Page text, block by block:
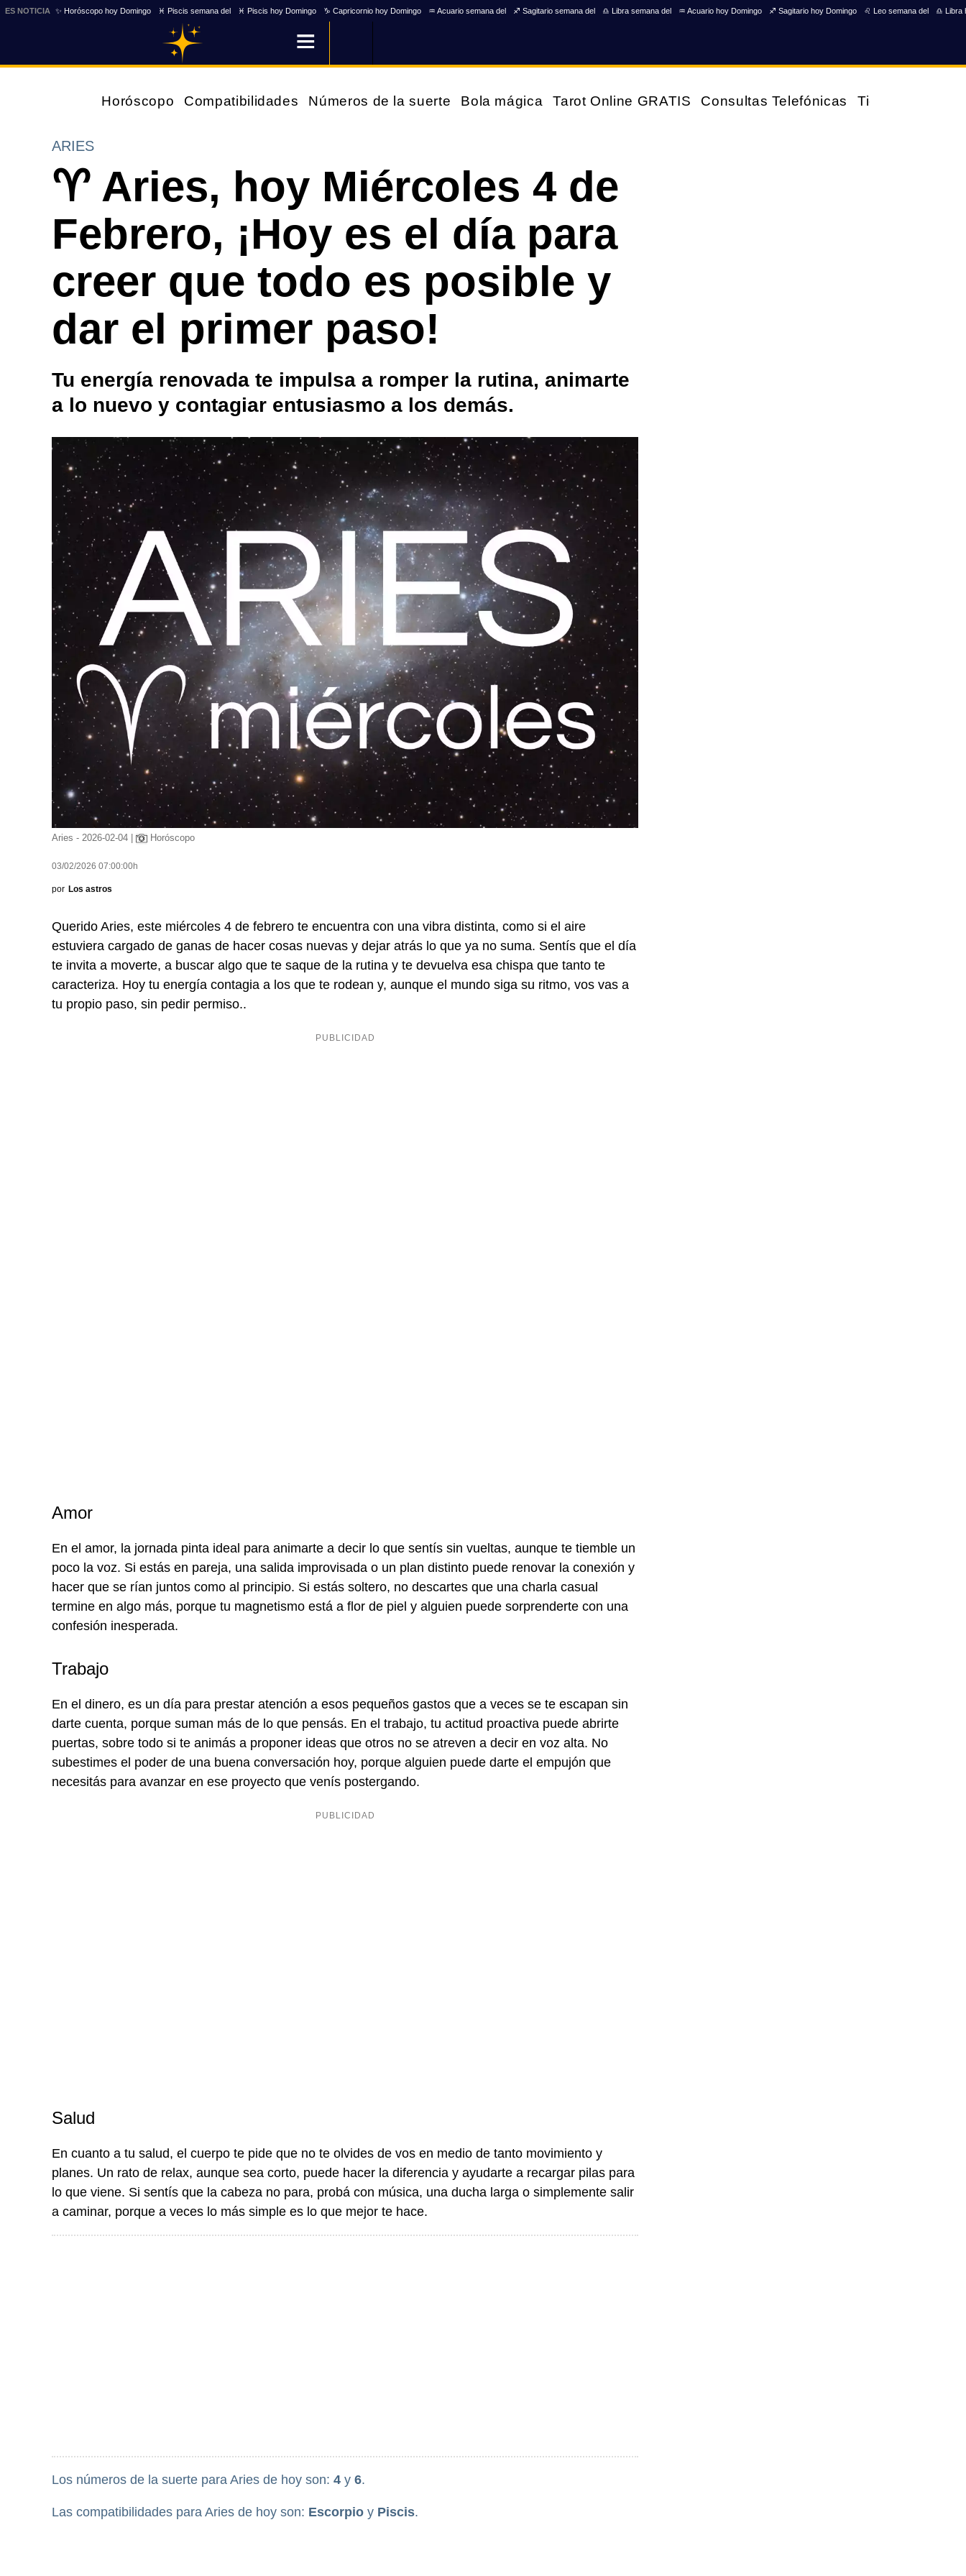
ES NOTICIA ✨ Horóscopo hoy Domingo ♓ Piscis semana del ♓ Piscis hoy Domingo ♑ Capricornio hoy Domingo ♒ Acuario semana del ♐ Sagitario semana del ♎ Libra semana del ♒ Acuario hoy Domingo ♐ Sagitario hoy Domingo ♌ Leo semana del ♎ Libra
Horóscopo Compatibilidades Números de la suerte Bola mágica Tarot Online GRATIS Consultas Telefónicas Tienda
ARIES
♈ Aries, hoy Miércoles 4 de
Febrero, ¡Hoy es el día para
creer que todo es posible y
dar el primer paso!
Tu energía renovada te impulsa a romper la rutina, animarte
a lo nuevo y contagiar entusiasmo a los demás.
Aries - 2026-02-04 | Horóscopo
03/02/2026 07:00:00h
por Los astros
Querido Aries, este miércoles 4 de febrero te encuentra con una vibra distinta, como si el aire
estuviera cargado de ganas de hacer cosas nuevas y dejar atrás lo que ya no suma. Sentís que el día
te invita a moverte, a buscar algo que te saque de la rutina y te devuelva esa chispa que tanto te
caracteriza. Hoy tu energía contagia a los que te rodean y, aunque el mundo siga su ritmo, vos vas a
tu propio paso, sin pedir permiso..
Amor
En el amor, la jornada pinta ideal para animarte a decir lo que sentís sin vueltas, aunque te tiemble un
poco la voz. Si estás en pareja, una salida improvisada o un plan distinto puede renovar la conexión y
hacer que se rían juntos como al principio. Si estás soltero, no descartes que una charla casual
termine en algo más, porque tu magnetismo está a flor de piel y alguien puede sorprenderte con una
confesión inesperada.
Trabajo
En el dinero, es un día para prestar atención a esos pequeños gastos que a veces se te escapan sin
darte cuenta, porque suman más de lo que pensás. En el trabajo, tu actitud proactiva puede abrirte
puertas, sobre todo si te animás a proponer ideas que otros no se atreven a decir en voz alta. No
subestimes el poder de una buena conversación hoy, porque alguien puede darte el empujón que
necesitás para avanzar en ese proyecto que venís postergando.
Salud
En cuanto a tu salud, el cuerpo te pide que no te olvides de vos en medio de tanto movimiento y
planes. Un rato de relax, aunque sea corto, puede hacer la diferencia y ayudarte a recargar pilas para
lo que viene. Si sentís que la cabeza no para, probá con música, una ducha larga o simplemente salir
a caminar, porque a veces lo más simple es lo que mejor te hace.
Los números de la suerte para Aries de hoy son: 4 y 6.
Las compatibilidades para Aries de hoy son: Escorpio y Piscis.